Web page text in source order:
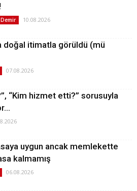
10.08.2026
doğal itimatla görüldü (mü
07.08.2026
“Kim hizmet etti?” sorusuyla
uygun ancak memlekette
kalmamış
06.08.2026